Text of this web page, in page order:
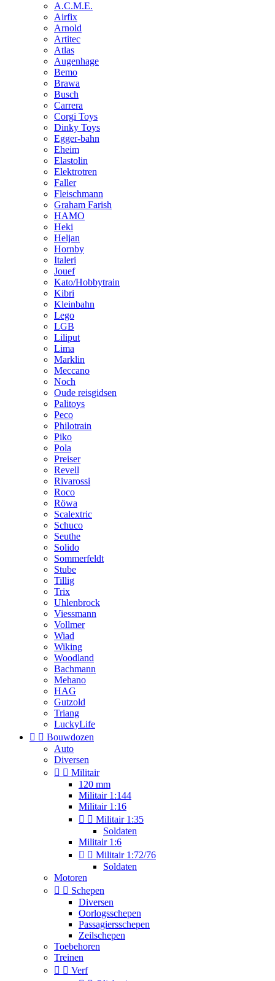
A.C.M.E.
Airfix
Arnold
Artitec
Atlas
Augenhage
Bemo
Brawa
Busch
Carrera
Corgi Toys
Dinky Toys
Egger-bahn
Eheim
Elastolin
Elektrotren
Faller
Fleischmann
Graham Farish
HAMO
Heki
Heljan
Hornby
Italeri
Jouef
Kato/Hobbytrain
Kibri
Kleinbahn
Lego
LGB
Liliput
Lima
Marklin
Meccano
Noch
Oude reisgidsen
Palitoys
Peco
Philotrain
Piko
Pola
Preiser
Revell
Rivarossi
Roco
Röwa
Scalextric
Schuco
Seuthe
Solido
Sommerfeldt
Stube
Tillig
Trix
Uhlenbrock
Viessmann
Vollmer
Wiad
Wiking
Woodland
Bachmann
Mehano
HAG
Gutzold
Triang
LuckyLife
  Bouwdozen
Auto
Diversen
  Militair
120 mm
Militair 1:144
Militair 1:16
  Militair 1:35
Soldaten
Militair 1:6
  Militair 1:72/76
Soldaten
Motoren
  Schepen
Diversen
Oorlogsschepen
Passagiersschepen
Zeilschepen
Toebehoren
Treinen
  Verf